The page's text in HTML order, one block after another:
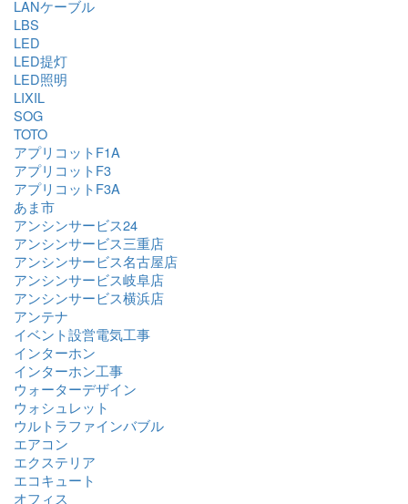
LANケーブル
LBS
LED
LED提灯
LED照明
LIXIL
SOG
TOTO
アプリコットF1A
アプリコットF3
アプリコットF3A
あま市
アンシンサービス24
アンシンサービス三重店
アンシンサービス名古屋店
アンシンサービス岐阜店
アンシンサービス横浜店
アンテナ
イベント設営電気工事
インターホン
インターホン工事
ウォーターデザイン
ウォシュレット
ウルトラファインバブル
エアコン
エクステリア
エコキュート
オフィス